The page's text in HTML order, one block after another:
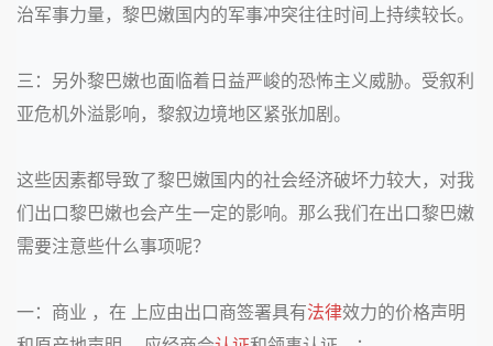
治军事力量，黎巴嫩国内的军事冲突往往时间上持续较长。
三：另外黎巴嫩也面临着日益严峻的恐怖主义威胁。受叙利
亚危机外溢影响，黎叙边境地区紧张加剧。
这些因素都导致了黎巴嫩国内的社会经济破坏力较大，对我
们出口黎巴嫩也会产生一定的影响。那么我们在出口黎巴嫩
需要注意些什么事项呢？
一：商业 ，在 上应由出口商签署具有法律效力的价格声明